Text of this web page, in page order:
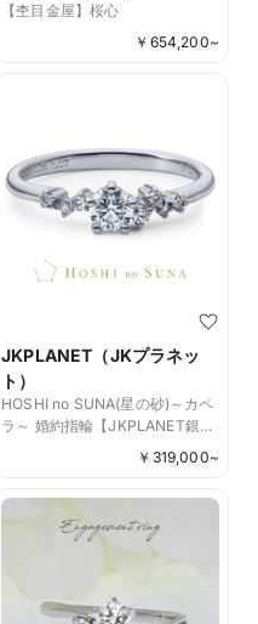
【杢目金屋】桜心
￥ 654,200~
JKPLANET（JKプラネッ
ト）
HOSHI no SUNA(星の砂)～カペ
ラ～ 婚約指輪【JKPLANET銀
座・銀座2丁目・表参道原宿・上
野御徒町・横浜元町・大宮・名
丸・福岡天神・熊本】
￥ 319,000~